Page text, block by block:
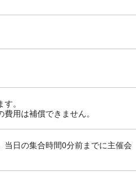
。
用は補償できません。
日の集合時間0分前までに主催会